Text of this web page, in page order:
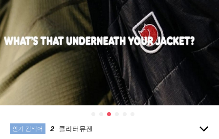
인기 검색어
텐트
1 아크테릭스
3
1